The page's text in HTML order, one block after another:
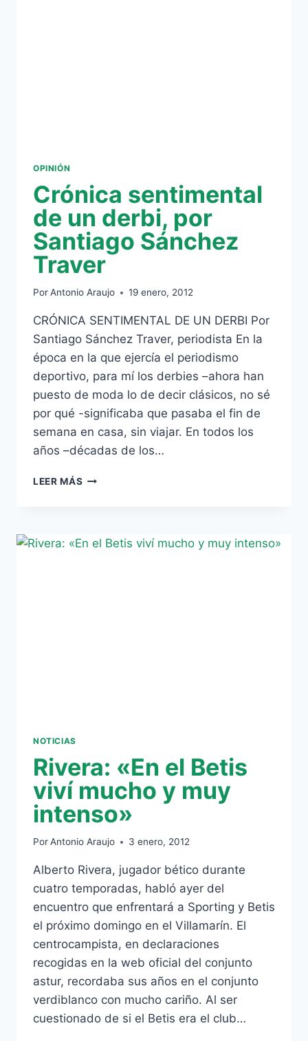
OPINIÓN
Crónica sentimental
de un derbi, por
Santiago Sánchez
Traver
PorAntonio Araujo 19 enero, 2012
CRÓNICA SENTIMENTAL DE UN DERBI Por
Santiago Sánchez Traver, periodista En la
época en la que ejercía el periodismo
deportivo, para mí los derbies –ahora han
puesto de moda lo de decir clásicos, no sé
por qué -significaba que pasaba el fin de
semana en casa, sin viajar. En todos los
años –décadas de los…
LEER MÁS CRÓNICA
DERBI,
POR
NOTICIAS
Rivera: «En el Betis
viví mucho y muy
intenso»
PorAntonio Araujo 3 enero, 2012
Alberto Rivera, jugador bético durante
cuatro temporadas, habló ayer del
encuentro que enfrentará a Sporting y Betis
el próximo domingo en el Villamarín. El
centrocampista, en declaraciones
recogidas en la web oficial del conjunto
astur, recordaba sus años en el conjunto
verdiblanco con mucho cariño. Al ser
cuestionado de si el Betis era el club…